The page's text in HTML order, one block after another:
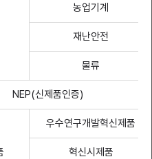
농업기계
재난안전
물류
NEP(신제품인증)
우수연구개발혁신제품
혁신시제품